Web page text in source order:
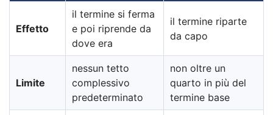
Effetto
il termine si ferma
e poi riprende da
dove era
il termine riparte
da capo
Limite
nessun tetto
complessivo
predeterminato
non oltre un
quarto in più del
termine base